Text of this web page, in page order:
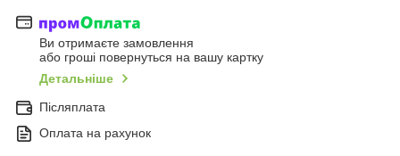
Ви отримаєте замовлення
або гроші повернуться на вашу картку
Детальніше
Післяплата
Оплата на рахунок